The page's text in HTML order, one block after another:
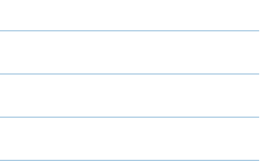
インフォメーション
採用情報